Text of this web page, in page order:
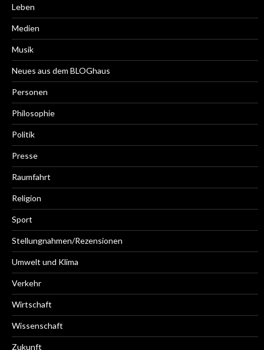
Leben
Medien
Musik
Neues aus dem BLOGhaus
Personen
Philosophie
Politik
Presse
Raumfahrt
Religion
Sport
Stellungnahmen/Rezensionen
Umwelt und Klima
Verkehr
Wirtschaft
Wissenschaft
Zukunft